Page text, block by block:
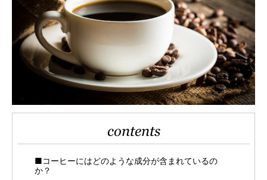
contents
■コーヒーにはどのような成分が含まれているの
か？